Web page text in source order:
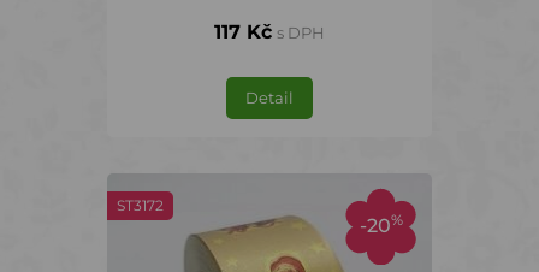
117 Kč s DPH
Detail
-20%
ST3172